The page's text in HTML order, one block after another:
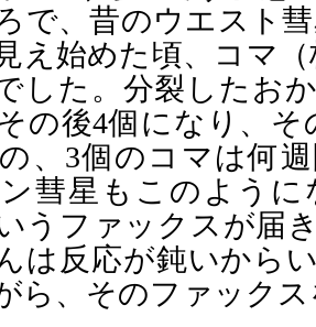
で、昔のウエスト
え始めた頃、コマ
した。分裂したお
の後4個になり、
、3個のコマは何
ン彗星もこのよう
うファックスが届
んは反応が鈍いか
ら、そのファック